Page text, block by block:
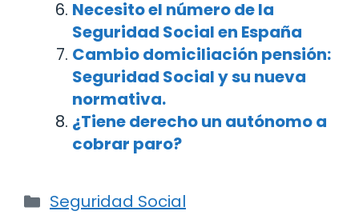
Necesito el número de la
Seguridad Social en España
Cambio domiciliación pensión:
Seguridad Social y su nueva
normativa.
¿Tiene derecho un autónomo a
cobrar paro?
Categorías
Seguridad Social